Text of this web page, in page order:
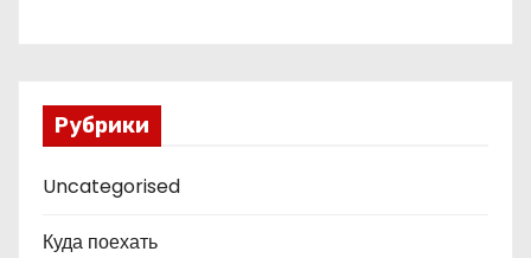
Рубрики
Uncategorised
Куда поехать